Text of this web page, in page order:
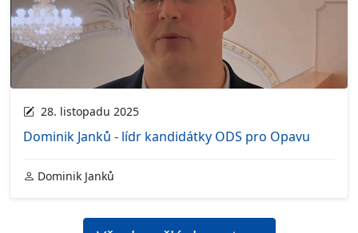
28. listopadu 2025
Dominik Janků - lídr kandidátky ODS pro Opavu
Dominik Janků